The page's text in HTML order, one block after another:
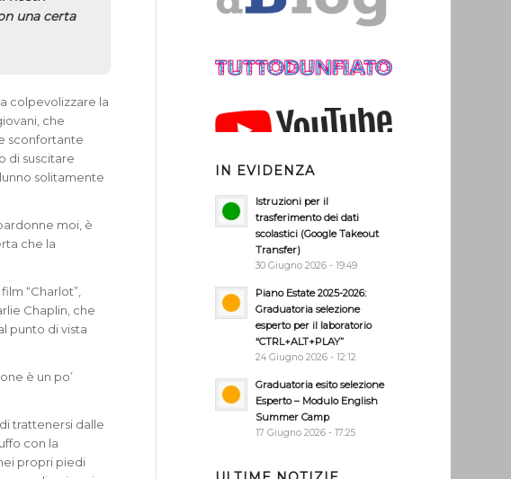
una certa
colpevolizzare la
che
sconfortante
di suscitare
solitamente
moi, è
che la
“Charlot”,
Chaplin, che
punto di vista
è un po’
trattenersi dalle
con la
propri piedi
IN EVIDENZA
Istruzioni per il
trasferimento dei dati
scolastici (Google Takeout
Transfer)
30 Giugno 2026 - 19:49
Piano Estate 2025-2026:
Graduatoria selezione
esperto per il laboratorio
“CTRL+ALT+PLAY”
24 Giugno 2026 - 12:12
Graduatoria esito selezione
Esperto – Modulo English
Summer Camp
17 Giugno 2026 - 17:25